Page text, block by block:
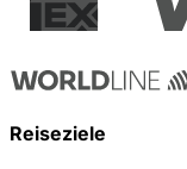
Reiseziele